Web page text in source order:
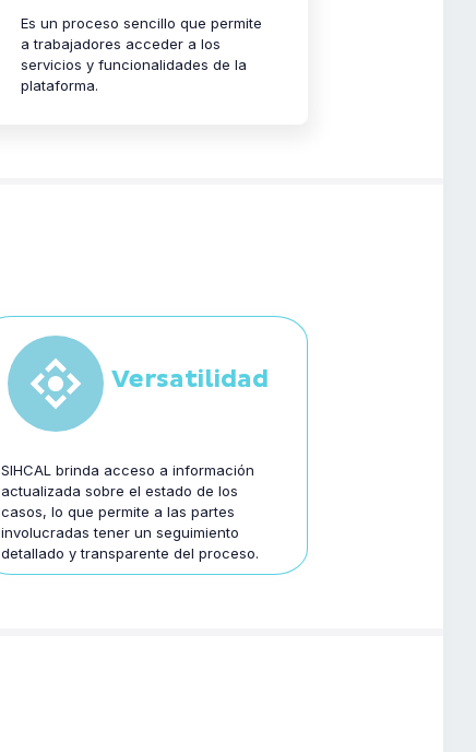
Es un proceso sencillo que permite
a trabajadores acceder a los
servicios y funcionalidades de la
plataforma.
Versatilidad
SIHCAL brinda acceso a información
actualizada sobre el estado de los
casos, lo que permite a las partes
involucradas tener un seguimiento
detallado y transparente del proceso.